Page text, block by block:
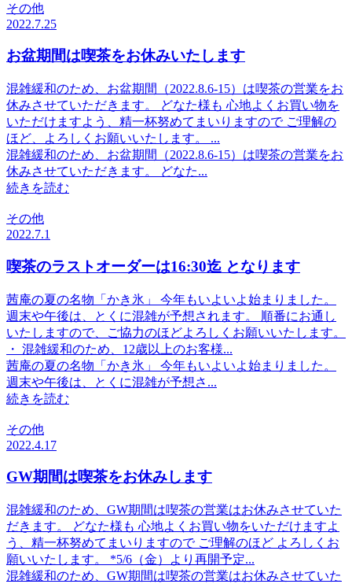
その他
2022.7.25
お盆期間は喫茶をお休みいたします
混雑緩和のため、お盆期間（2022.8.6-15）は喫茶の営業をお
休みさせていただきます。 どなた様も 心地よくお買い物を
いただけますよう、精一杯努めてまいりますので ご理解の
ほど、よろしくお願いいたします。 ...
混雑緩和のため、お盆期間（2022.8.6-15）は喫茶の営業をお
休みさせていただきます。 どなた...
続きを読む
その他
2022.7.1
喫茶のラストオーダーは16:30迄 となります
茜庵の夏の名物「かき氷」 今年もいよいよ始まりました。
週末や午後は、とくに混雑が予想されます。 順番にお通し
いたしますので、ご協力のほどよろしくお願いいたします。
・ 混雑緩和のため、12歳以上のお客様...
茜庵の夏の名物「かき氷」 今年もいよいよ始まりました。
週末や午後は、とくに混雑が予想さ...
続きを読む
その他
2022.4.17
GW期間は喫茶をお休みします
混雑緩和のため、GW期間は喫茶の営業はお休みさせていた
だきます。 どなた様も 心地よくお買い物をいただけますよ
う、精一杯努めてまいりますので ご理解のほど よろしくお
願いいたします。 *5/6（金）より再開予定...
混雑緩和のため、GW期間は喫茶の営業はお休みさせていた